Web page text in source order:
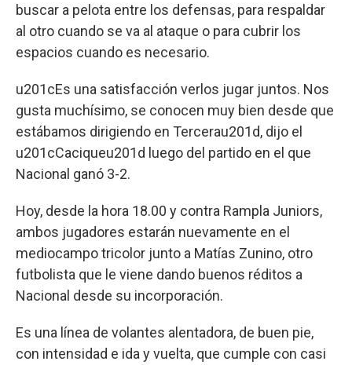
buscar a pelota entre los defensas, para respaldar
al otro cuando se va al ataque o para cubrir los
espacios cuando es necesario.
u201cEs una satisfacción verlos jugar juntos. Nos
gusta muchísimo, se conocen muy bien desde que
estábamos dirigiendo en Tercerau201d, dijo el
u201cCaciqueu201d luego del partido en el que
Nacional ganó 3-2.
Hoy, desde la hora 18.00 y contra Rampla Juniors,
ambos jugadores estarán nuevamente en el
mediocampo tricolor junto a Matías Zunino, otro
futbolista que le viene dando buenos réditos a
Nacional desde su incorporación.
Es una línea de volantes alentadora, de buen pie,
con intensidad e ida y vuelta, que cumple con casi